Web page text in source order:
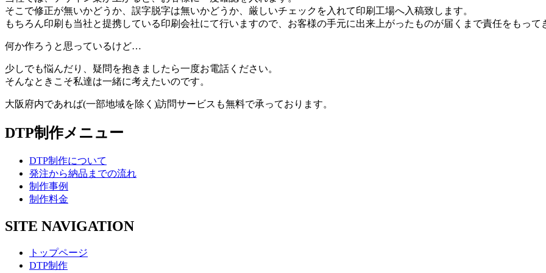
そこで修正が無いかどうか、誤字脱字は無いかどうか、厳しいチェックを入れて印刷工場へ入稿致します。
もちろん印刷も当社と提携している印刷会社にて行いますので、お客様の手元に出来上がったものが届くまで責任をもって
何か作ろうと思っているけど…
少しでも悩んだり、疑問を抱きましたら一度お電話ください。
そんなときこそ私達は一緒に考えたいのです。
大阪府内であれば(一部地域を除く)訪問サービスも無料で承っております。
DTP制作メニュー
DTP制作について
発注から納品までの流れ
制作事例
制作料金
SITE NAVIGATION
トップページ
DTP制作